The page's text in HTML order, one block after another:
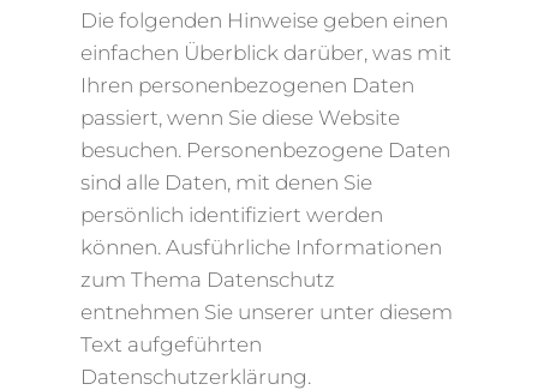
Die folgenden Hinweise geben einen
einfachen Überblick darüber, was mit
Ihren personenbezogenen Daten
passiert, wenn Sie diese Website
besuchen. Personenbezogene Daten
sind alle Daten, mit denen Sie
persönlich identifiziert werden
können. Ausführliche Informationen
zum Thema Datenschutz
entnehmen Sie unserer unter diesem
Text aufgeführten
Datenschutzerklärung.